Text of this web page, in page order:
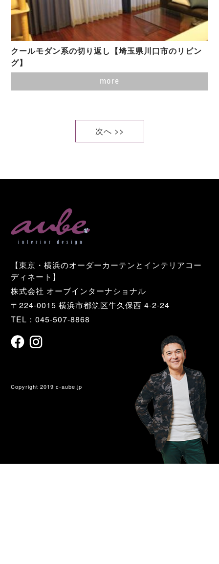
クールモダン系の切り返し【埼玉県川口市のリビン
グ】
more
次へ >>
【東京・横浜のオーダーカーテンとインテリアコー
ディネート】
株式会社 オーブインターナショナル
〒224-0015 横浜市都筑区牛久保西 4-2-24
TEL：045-507-8868
Copyright 2019 c-aube.jp